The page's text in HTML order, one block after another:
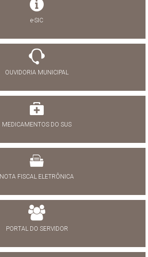
e-SIC
OUVIDORIA MUNICIPAL
MEDICAMENTOS DO SUS
NOTA FISCAL ELETRÔNICA
PORTAL DO SERVIDOR